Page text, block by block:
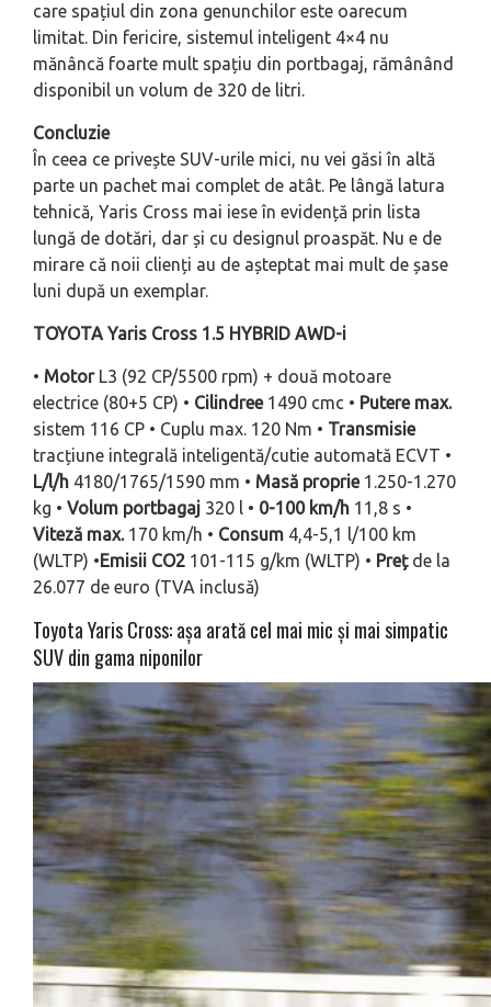
care spațiul din zona genunchilor este oarecum
limitat. Din fericire, sistemul inteligent 4×4 nu
mănâncă foarte mult spațiu din portbagaj, rămânând
disponibil un volum de 320 de litri.
Concluzie
În ceea ce privește SUV-urile mici, nu vei găsi în altă
parte un pachet mai complet de atât. Pe lângă latura
tehnică, Yaris Cross mai iese în evidență prin lista
lungă de dotări, dar și cu designul proaspăt. Nu e de
mirare că noii clienți au de așteptat mai mult de șase
luni după un exemplar.
TOYOTA Yaris Cross 1.5 HYBRID AWD-i
• MotorL3 (92 CP/5500 rpm) + două motoare
electrice (80+5 CP) • Cilindree1490 cmc • Putere max.
sistem 116 CP • Cuplu max. 120 Nm • Transmisie
tracțiune integrală inteligentă/cutie automată ECVT •
L/l/h 4180/1765/1590 mm • Masă proprie1.250-1.270
kg • Volum portbagaj 320 l • 0-100 km/h 11,8 s •
Viteză max.170 km/h • Consum 4,4-5,1 l/100 km
(WLTP) • Emisii CO2 101-115 g/km (WLTP) • Prețde la
26.077 de euro (TVA inclusă)
Toyota Yaris Cross: așa arată cel mai mic și mai simpatic
SUV din gama niponilor